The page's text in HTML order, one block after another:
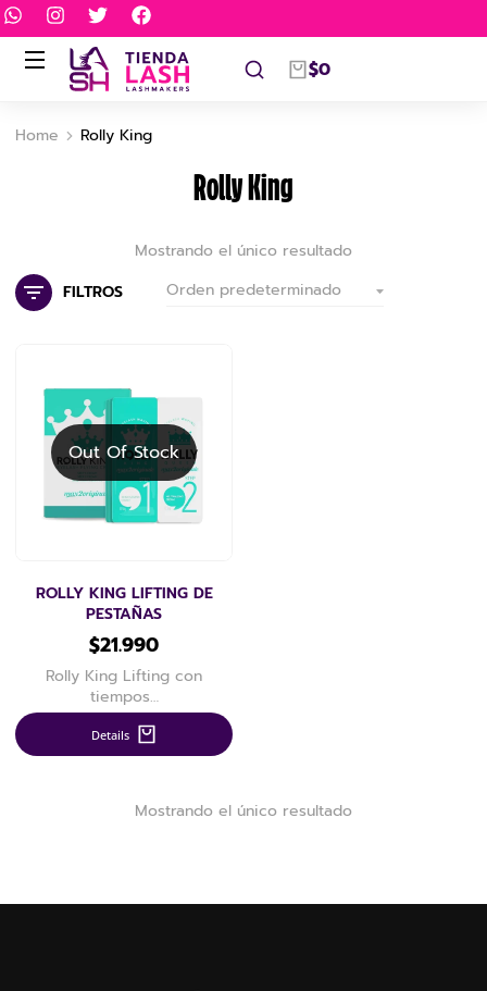
$0
You are here:
Home Rolly King
Rolly King
Mostrando el único resultado
FILTROS
Out Of Stock
ROLLY KING LIFTING DE
PESTAÑAS
$21.990
Rolly King Lifting con
tiempos…
Details
Mostrando el único resultado